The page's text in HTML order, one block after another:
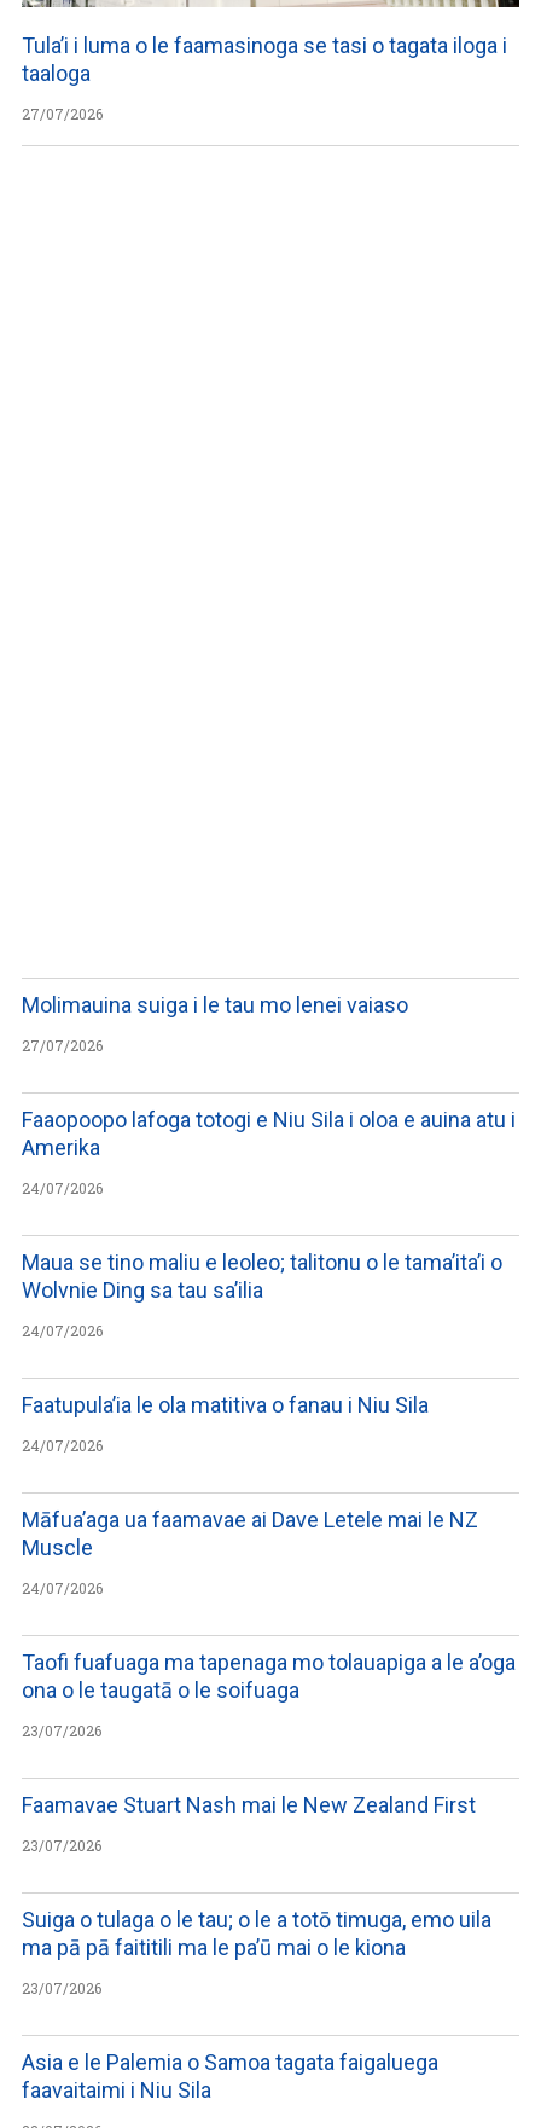
Tula’i i luma o le faamasinoga se tasi o tagata iloga i
taaloga
27/07/2026
Molimauina suiga i le tau mo lenei vaiaso
27/07/2026
Faaopoopo lafoga totogi e Niu Sila i oloa e auina atu i
Amerika
24/07/2026
Maua se tino maliu e leoleo; talitonu o le tama’ita’i o
Wolvnie Ding sa tau sa’ilia
24/07/2026
Faatupula’ia le ola matitiva o fanau i Niu Sila
24/07/2026
Māfua’aga ua faamavae ai Dave Letele mai le NZ
Muscle
24/07/2026
Taofi fuafuaga ma tapenaga mo tolauapiga a le a’oga
ona o le taugatā o le soifuaga
23/07/2026
Faamavae Stuart Nash mai le New Zealand First
23/07/2026
Suiga o tulaga o le tau; o le a totō timuga, emo uila
ma pā pā faititili ma le pa’ū mai o le kiona
23/07/2026
Asia e le Palemia o Samoa tagata faigaluega
faavaitaimi i Niu Sila